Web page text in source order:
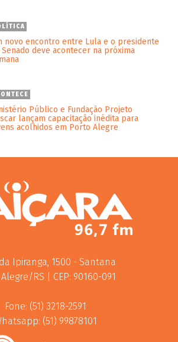
novo encontro entre Lula e o presidente
deve acontecer na próxima
Público e Fundação Projeto
lançam capacitação inédita para
acolhidos em Porto Alegre
Ipiranga, 1500 - Santana
RS | CEP: 90160-091
Fone: (51) 3218-2591
(51) 99878101